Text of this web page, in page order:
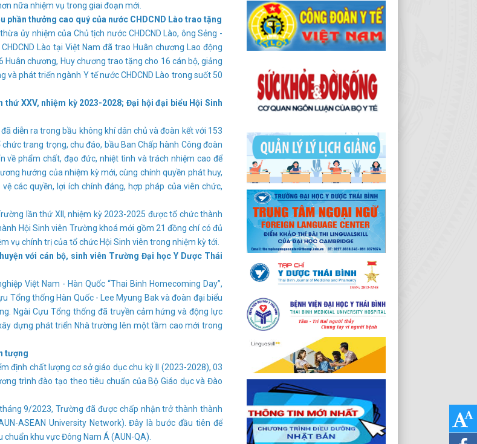
nữa nhiệm vụ trong giai đoạn mới.
phần thưởng cao quý của nước CHDCND Lào trao tặng
ủy nhiệm của Chủ tịch nước CHDCND Lào, ông Sẻng -
Lào tại Việt Nam đã trao Huân chương Lao động
chương, Huy chương trao tặng cho 16 cán bộ, giảng
phát triển ngành Y tế nước CHDCND Lào trong suốt 50
XXV, nhiệm kỳ 2023-2028; Đại hội đại biểu Hội Sinh
diễn ra trong bầu không khí dân chủ và đoàn kết với 153
trang trọng, chu đáo, bầu Ban Chấp hành Công đoàn
về phẩm chất, đạo đức, nhiệt tình và trách nhiệm cao để
hướng của nhiệm kỳ mới, cùng chính quyền phát huy,
các quyền, lợi ích chính đáng, hợp pháp của viên chức,
lần thứ XII, nhiệm kỳ 2023-2025 được tổ chức thành
Hội Sinh viên Trường khoá mới gồm 21 đồng chí có đủ
vụ chính trị của tổ chức Hội Sinh viên trong nhiệm kỳ tới.
với cán bộ, sinh viên Trường Đại học Y Dược Thái
Việt Nam - Hàn Quốc “Thai Binh Homecoming Day”,
Tổng thống Hàn Quốc - Lee Myung Bak và đoàn đại biểu
Ngài Cựu Tổng thống đã truyền cảm hứng và động lực
dựng phát triển Nhà trường lên một tầm cao mới trong
tượng
chất lượng cơ sở giáo dục chu kỳ II (2023-2028), 03
trình đào tạo theo tiêu chuẩn của Bộ Giáo dục và Đào
9/2023, Trường đã được chấp nhận trở thành thành
ASEAN University Network). Đây là bước đầu tiên để
khu vực Đông Nam Á (AUN-QA).